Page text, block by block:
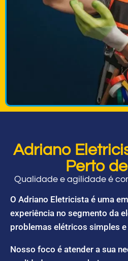
Adriano
Perto
Qualidade e agilidade é
O Adriano Eletricista é uma
experiência no segmento da
problemas elétricos simples
Nosso foco é atender a sua